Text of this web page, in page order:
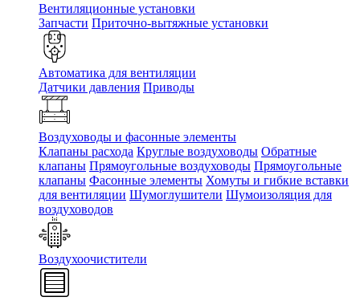
Вентиляционные установки
Запчасти Приточно-вытяжные установки
Автоматика для вентиляции
Датчики давления Приводы
Воздуховоды и фасонные элементы
Клапаны расхода Круглые воздуховоды Обратные
клапаны Прямоугольные воздуховоды Прямоугольные
клапаны Фасонные элементы Хомуты и гибкие вставки
для вентиляции Шумоглушители Шумоизоляция для
воздуховодов
Воздухоочистители